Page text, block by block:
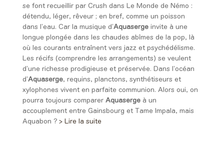
se font recueillir par Crush dans Le Monde de Némo :
détendu, léger, rêveur ; en bref, comme un poisson
dans l’eau. Car la musique d’Aquasergeinvite à une
longue plongée dans les chaudes abîmes de la pop, là
où les courants entraînent vers jazz et psychédélisme.
Les récifs (comprendre les arrangements) se veulent
d’une richesse prodigieuse et préservée. Dans l’océan
d’Aquaserge, requins, planctons, synthétiseurs et
xylophones vivent en parfaite communion. Alors oui, on
pourra toujours comparer Aquasergeà un
accouplement entre Gainsbourg et Tame Impala, mais
Aquabon ? > Lire la suite